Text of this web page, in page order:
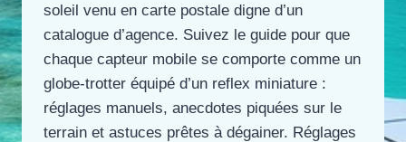
soleil venu en carte postale digne d’un
catalogue d’agence. Suivez le guide pour que
chaque capteur mobile se comporte comme un
globe-trotter équipé d’un reflex miniature :
réglages manuels, anecdotes piquées sur le
terrain et astuces prêtes à dégainer. Réglages